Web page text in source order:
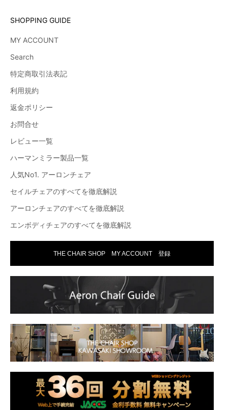
SHOPPING GUIDE
MY ACCOUNT
Search
特定商取引法表記
利用規約
返金ポリシー
お問合せ
レビュー一覧
ハーマンミラー製品一覧
人気No1. アーロンチェア
セイルチェアのすべてを徹底解説
アーロンチェアのすべてを徹底解説
エンボディチェアのすべてを徹底解説
THE CHAIR SHOP MY ACCOUNT 登録